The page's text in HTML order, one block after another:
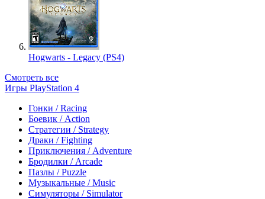
Hogwarts - Legacy (PS4)
Смотреть все
Игры PlayStation 4
Гонки / Racing
Боевик / Action
Стратегии / Strategy
Драки / Fighting
Приключения / Adventure
Бродилки / Arcade
Пазлы / Puzzle
Музыкальные / Music
Симуляторы / Simulator